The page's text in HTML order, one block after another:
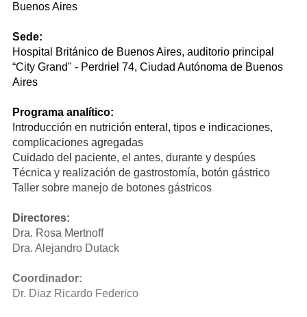
Buenos Aires
Sede:
Hospital Británico de Buenos Aires, auditorio principal
“City Grand" - Perdriel 74, Ciudad Autónoma de Buenos
Aires
Programa analítico:
Introducción en nutrición enteral, tipos e indicaciones,
complicaciones agregadas
Cuidado del paciente, el antes, durante y despúes
Técnica y realización de gastrostomía, botón gástrico
Taller sobre manejo de botones gástricos
Directores:
Dra. Rosa Mertnoff
Dra. Alejandro Dutack
Coordinador:
Dr. Diaz Ricardo Federico